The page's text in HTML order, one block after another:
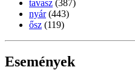
tavasz (387)
nyár (443)
ősz (119)
Események